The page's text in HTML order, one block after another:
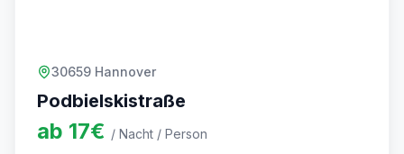
30659 Hannover
Podbielskistraße
ab 17€ / Nacht / Person